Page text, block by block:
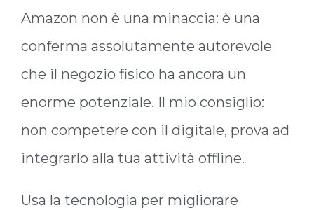
Amazon non è una minaccia: è una
conferma assolutamente autorevole
che il negozio fisico ha ancora un
enorme potenziale. Il mio consiglio:
non competere con il digitale, prova ad
integrarlo alla tua attività offline.
Usa la tecnologia per migliorare